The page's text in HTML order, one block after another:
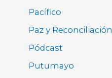
Pacífico
Paz y Reconciliación
Pódcast
Putumayo